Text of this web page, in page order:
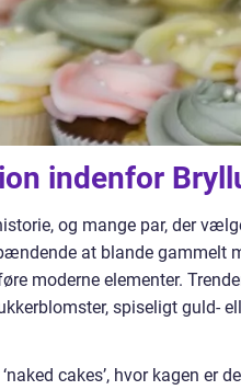
indenfor
og mange par, der
at blande gammelt
moderne elementer.
spiseligt guld-
cakes’, hvor kagen er